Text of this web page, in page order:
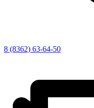
8 (8362) 63-64-50